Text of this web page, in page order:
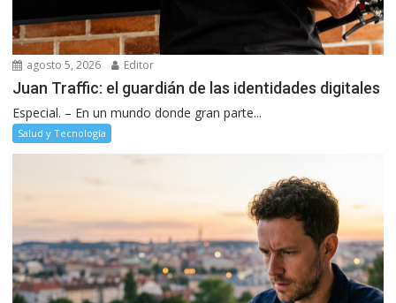
agosto 5, 2026 Editor
Juan Traffic: el guardián de las identidades digitales
Especial. – En un mundo donde gran parte...
Salud y Tecnología